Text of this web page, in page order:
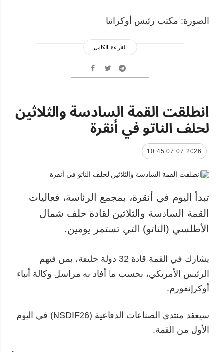
الصورة: مكتب رئيس أوكرانيا
القراءة بالكامل
انطلقت القمة السادسة والثلاثين
لحلف الناتو في أنقرة
07.07.2026 10:45
تبدأ اليوم في أنقرة، بمجمع الرئاسة، فعاليات
القمة السادسة والثلاثين لقادة حلف شمال
الأطلسي (الناتو) التي تستمر يومين.
يشارك في القمة قادة 32 دولة حليفة، بمن فيهم
الرئيس الأمريكي، بحسب ما أفاد به مراسل وكالة أنباء
أوكرإنفورم.
سيعقد منتدى الصناعات الدفاعية (NSDIF26) في اليوم
الأول من القمة.